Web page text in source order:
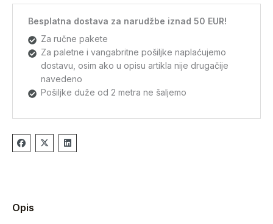
Besplatna dostava za narudžbe iznad 50 EUR!
Za ručne pakete
Za paletne i vangabritne pošiljke naplaćujemo
dostavu, osim ako u opisu artikla nije drugačije
navedeno
Pošiljke duže od 2 metra ne šaljemo
Opis